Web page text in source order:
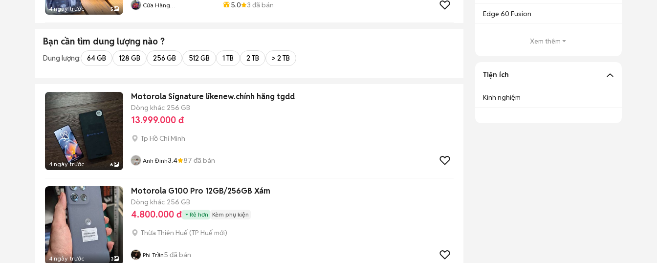
4 ngày trước 5
Cửa Hàng
5.0 3 đã bán
Bạn cần tìm dung lượng nào ?
Dung lượng: 64 GB 128 GB 256 GB 512 GB 1 TB 2 TB > 2 TB
4 ngày trước 6
Motorola Signature likenew.chính hãng tgdd
Dòng khác 256 GB
13.999.000 đ
Tp Hồ Chí Minh
Anh Đinh3.4 87 đã bán
4 ngày trước 3
Motorola G100 Pro 12GB/256GB Xám
Dòng khác 256 GB
4.800.000 đ Rẻ hơn Kèm phụ kiện
Thừa Thiên Huế (TP Huế mới)
Phi Trần5 đã bán
Edge 60 Fusion
Xem thêm
Tiện ích
Kinh nghiệm